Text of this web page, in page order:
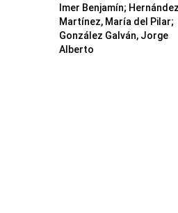
Imer Benjamín; Hernández
Martínez, María del Pilar;
González Galván, Jorge
Alberto